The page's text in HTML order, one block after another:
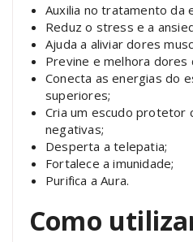
Auxilia no tratamento da
Reduz o stress e a
Ajuda a aliviar dores
Previne e melhora dores
Conecta as energias do
superiores;
Cria um escudo protetor
negativas;
Desperta a telepatia;
Fortalece a imunidade;
Purifica a Aura.
Como